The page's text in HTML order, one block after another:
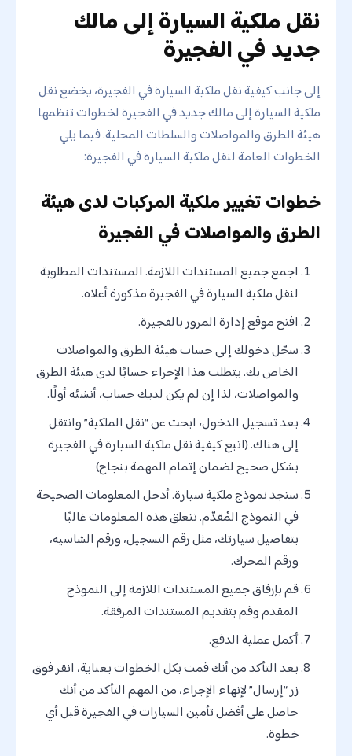
نقل ملكية السيارة إلى مالك
جديد في الفجيرة
إلى جانب كيفية نقل ملكية السيارة في الفجيرة، يخضع نقل
ملكية السيارة إلى مالك جديد في الفجيرة لخطوات تنظمها
هيئة الطرق والمواصلات والسلطات المحلية. فيما يلي
الخطوات العامة لنقل ملكية السيارة في الفجيرة:
خطوات تغيير ملكية المركبات لدى هيئة
الطرق والمواصلات في الفجيرة
اجمع جميع المستندات اللازمة. المستندات المطلوبة
لنقل ملكية السيارة في الفجيرة مذكورة أعلاه.
افتح موقع إدارة المرور بالفجيرة.
سجّل دخولك إلى حساب هيئة الطرق والمواصلات
الخاص بك. يتطلب هذا الإجراء حسابًا لدى هيئة الطرق
والمواصلات، لذا إن لم يكن لديك حساب، أنشئه أولًا.
بعد تسجيل الدخول، ابحث عن “نقل الملكية” وانتقل
إلى هناك. (اتبع كيفية نقل ملكية السيارة في الفجيرة
بشكل صحيح لضمان إتمام المهمة بنجاح)
ستجد نموذج ملكية سيارة. أدخل المعلومات الصحيحة
في النموذج المُقدّم. تتعلق هذه المعلومات غالبًا
بتفاصيل سيارتك، مثل رقم التسجيل، ورقم الشاسيه،
ورقم المحرك.
قم بإرفاق جميع المستندات اللازمة إلى النموذج
المقدم وقم بتقديم المستندات المرفقة.
أكمل عملية الدفع.
بعد التأكد من أنك قمت بكل الخطوات بعناية، انقر فوق
زر “إرسال” لإنهاء الإجراء، من المهم التأكد من أنك
حاصل على أفضل تأمين السيارات في الفجيرة قبل أي
خطوة.